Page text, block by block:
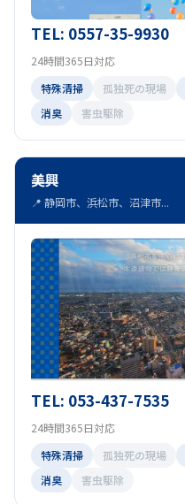
TEL: 0557-35-9930
24時間365日対応
特殊清掃
孤独死の現場
消臭
害虫駆除
美興
📍 静岡市、浜松市、沼津市...
TEL: 053-437-7535
24時間365日対応
特殊清掃
孤独死の現場
消臭
害虫駆除